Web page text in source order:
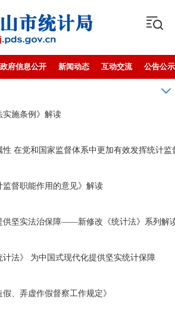
政府信息公开 新闻动态 互动交流 公告公示
实施条例》解读
在党和国家监督体系中更加有效发挥统计监
监督职能作用的意见》解读
供坚实法治保障——新修改《统计法》系列解
法》 为中国式现代化提供坚实统计保障
、弄虚作假督察工作规定》